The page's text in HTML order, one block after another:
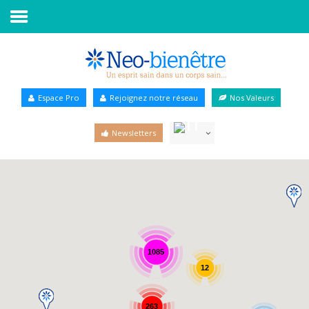
Annuaire Bien-être
Espace Pro Rejoignez notre réseau Nos Valeurs
Newsletters
1085
263
12